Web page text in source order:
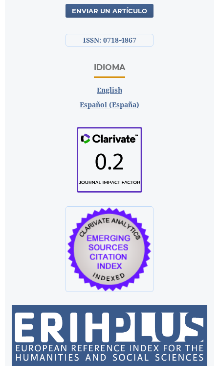
ENVIAR UN ARTÍCULO
ISSN: 0718-4867
IDIOMA
English
Español (España)